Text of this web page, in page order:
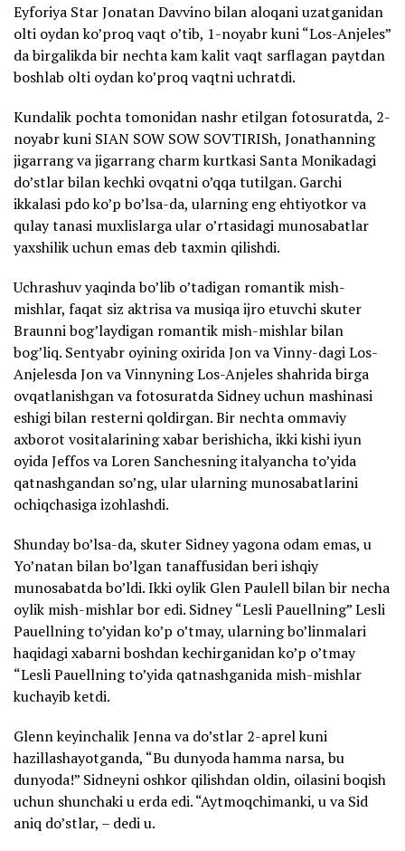
Eyforiya Star Jonatan Davvino bilan aloqani uzatganidan
olti oydan ko’proq vaqt o’tib, 1-noyabr kuni “Los-Anjeles”
da birgalikda bir nechta kam kalit vaqt sarflagan paytdan
boshlab olti oydan ko’proq vaqtni uchratdi.
Kundalik pochta tomonidan nashr etilgan fotosuratda, 2-
noyabr kuni SIAN SOW SOW SOVTIRISh, Jonathanning
jigarrang va jigarrang charm kurtkasi Santa Monikadagi
do’stlar bilan kechki ovqatni o’qqa tutilgan. Garchi
ikkalasi pdo ko’p bo’lsa-da, ularning eng ehtiyotkor va
qulay tanasi muxlislarga ular o’rtasidagi munosabatlar
yaxshilik uchun emas deb taxmin qilishdi.
Uchrashuv yaqinda bo’lib o’tadigan romantik mish-
mishlar, faqat siz aktrisa va musiqa ijro etuvchi skuter
Braunni bog’laydigan romantik mish-mishlar bilan
bog’liq. Sentyabr oyining oxirida Jon va Vinny-dagi Los-
Anjelesda Jon va Vinnyning Los-Anjeles shahrida birga
ovqatlanishgan va fotosuratda Sidney uchun mashinasi
eshigi bilan resterni qoldirgan. Bir nechta ommaviy
axborot vositalarining xabar berishicha, ikki kishi iyun
oyida Jeffos va Loren Sanchesning italyancha to’yida
qatnashgandan so’ng, ular ularning munosabatlarini
ochiqchasiga izohlashdi.
Shunday bo’lsa-da, skuter Sidney yagona odam emas, u
Yo’natan bilan bo’lgan tanaffusidan beri ishqiy
munosabatda bo’ldi. Ikki oylik Glen Paulell bilan bir necha
oylik mish-mishlar bor edi. Sidney “Lesli Pauellning” Lesli
Pauellning to’yidan ko’p o’tmay, ularning bo’linmalari
haqidagi xabarni boshdan kechirganidan ko’p o’tmay
“Lesli Pauellning to’yida qatnashganida mish-mishlar
kuchayib ketdi.
Glenn keyinchalik Jenna va do’stlar 2-aprel kuni
hazillashayotganda, “Bu dunyoda hamma narsa, bu
dunyoda!” Sidneyni oshkor qilishdan oldin, oilasini boqish
uchun shunchaki u erda edi. “Aytmoqchimanki, u va Sid
aniq do’stlar, – dedi u.